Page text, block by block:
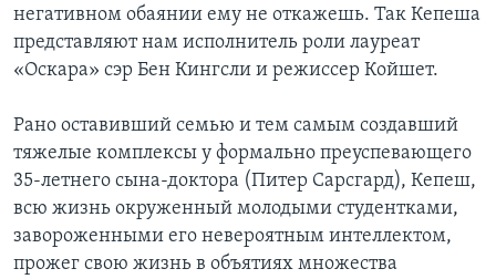
негативном обаянии ему не откажешь. Так Кепеша
представляют нам исполнитель роли лауреат
«Оскара» сэр Бен Кингсли и режиссер Койшет.
Рано оставивший семью и тем самым создавший
тяжелые комплексы у формально преуспевающего
35-летнего сына-доктора (Питер Сарсгард), Кепеш,
всю жизнь окруженный молодыми студентками,
завороженными его невероятным интеллектом,
прожег свою жизнь в объятиях множества